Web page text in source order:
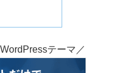
テーマ／